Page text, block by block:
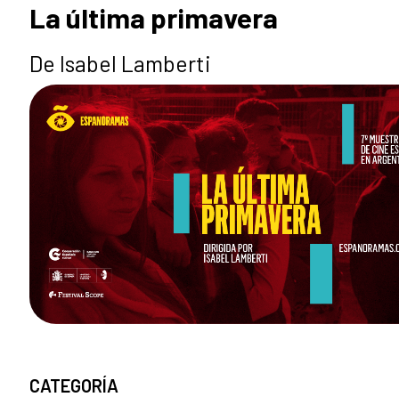
La última primavera
De Isabel Lamberti
CATEGORÍA